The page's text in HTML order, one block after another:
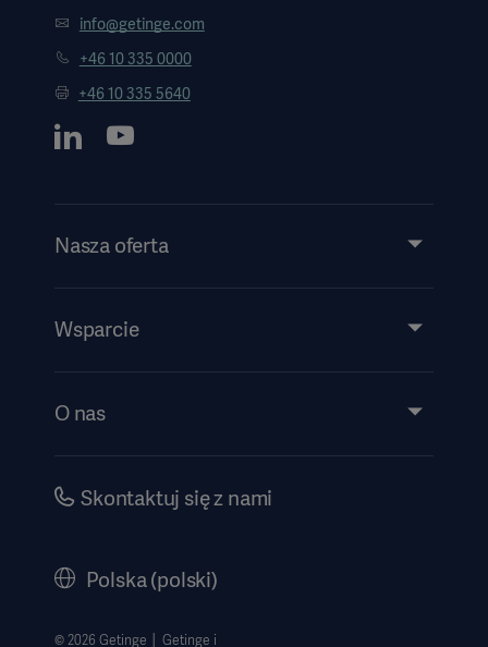
info@getinge.com
+46 10 335 0000
+46 10 335 5640
Nasza oferta
Usługi
Wsparcie
Wydarzenia
Dyrektywa o ochronie sygnalistów
O nas
Kariera
Polityka prywatności strony internetowej
Skontaktuj się z nami
Polska (polski)
© 2026 Getinge │ Getinge i